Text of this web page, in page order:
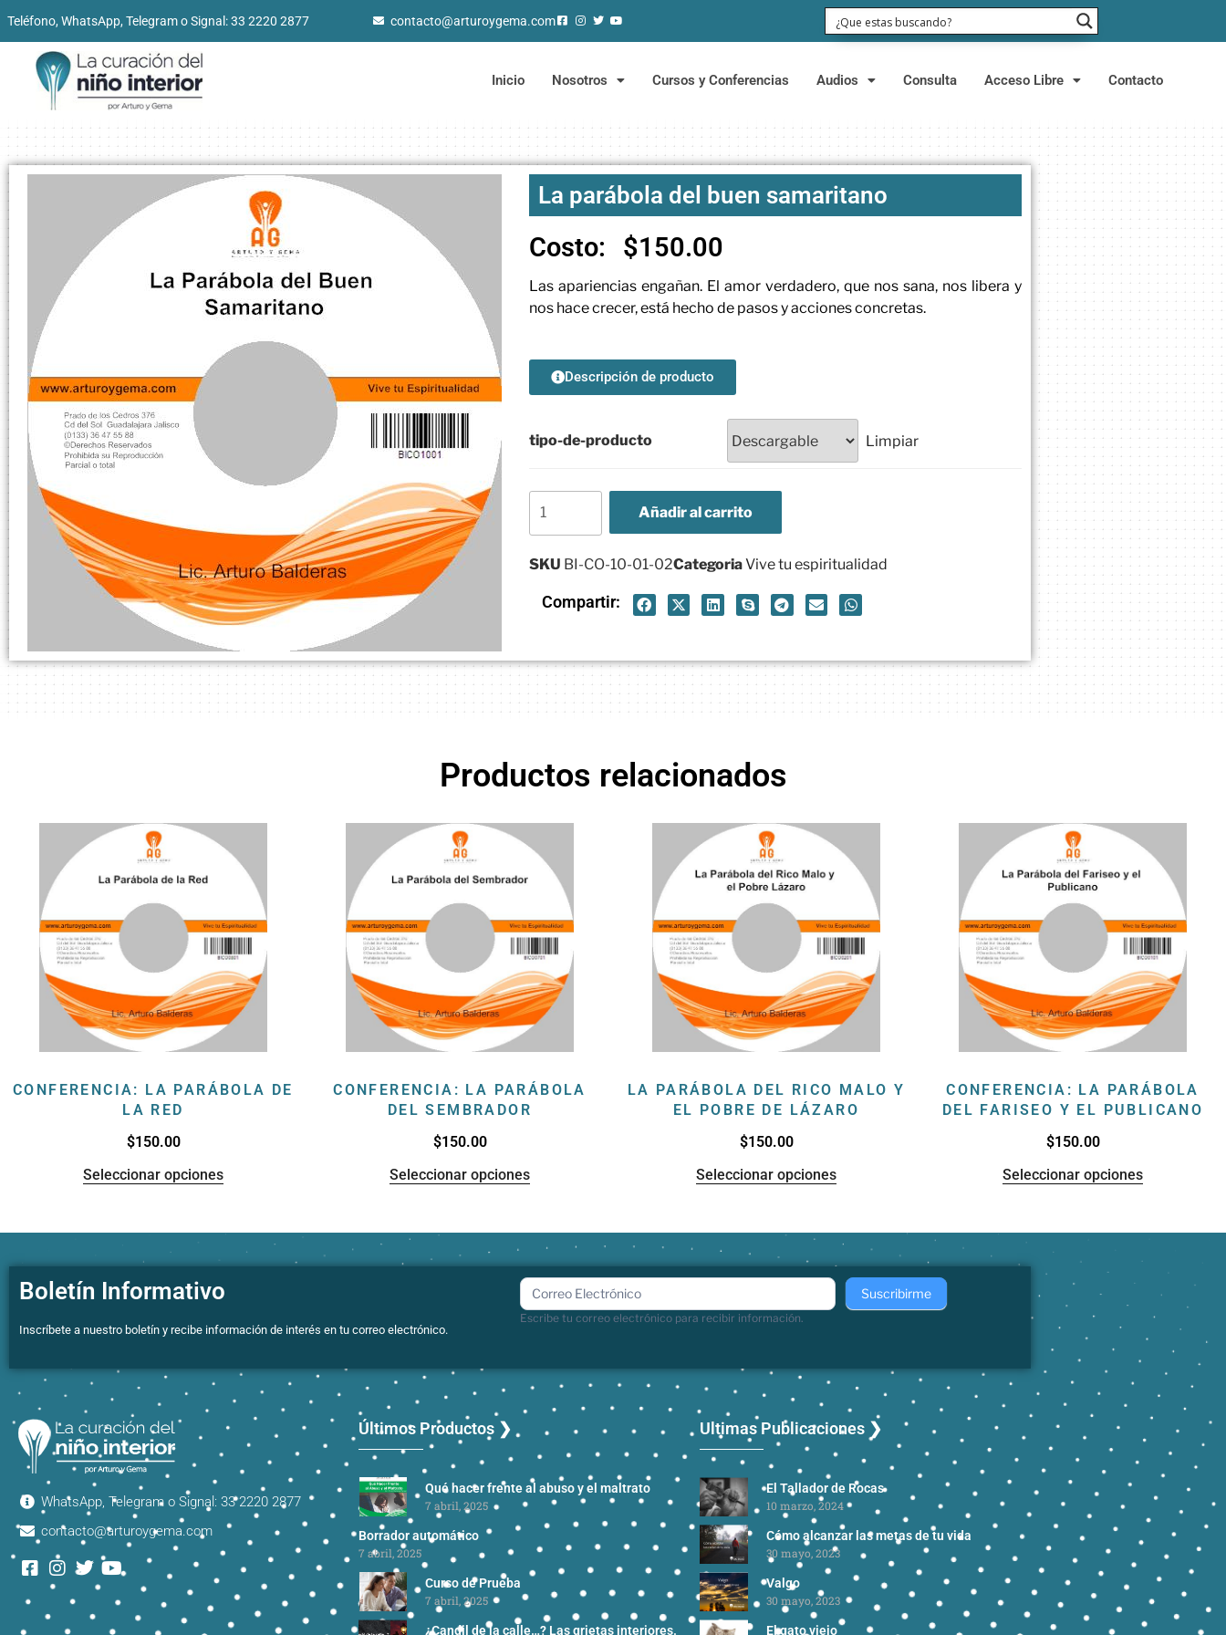
Teléfono, WhatsApp, Telegram o Signal: 33 2220 2877 contacto@arturoygema.com
Inicio Nosotros Cursos y Conferencias Audios Consulta Acceso Libre Contacto
La parábola del buen samaritano
Costo: $150.00
Las apariencias engañan. El amor verdadero, que nos sana, nos libera y
nos hace crecer, está hecho de pasos y acciones concretas.
Descripción de producto
tipo-de-producto Limpiar
Añadir al carrito
SKU BI-CO-10-01-02CategoriaVive tu espiritualidad
Compartir:
Productos relacionados
CONFERENCIA: LA PARÁBOLA DE
LA RED
$150.00
Seleccionar opciones
CONFERENCIA: LA PARÁBOLA
DEL SEMBRADOR
$150.00
Seleccionar opciones
LA PARÁBOLA DEL RICO MALO Y
EL POBRE DE LÁZARO
$150.00
Seleccionar opciones
CONFERENCIA: LA PARÁBOLA
DEL FARISEO Y EL PUBLICANO
$150.00
Seleccionar opciones
Boletín Informativo
Inscríbete a nuestro boletín y recibe información de interés en tu correo electrónico.
boletin
Escribe tu correo electrónico para recibir información.
Suscribirme
WhatsApp, Telegram o Signal: 33 2220 2877
contacto@arturoygema.com
Últimos Productos ❯
Qué hacer frente al abuso y el maltrato
7 abril, 2025
Borrador automático
7 abril, 2025
Curso de Prueba
7 abril, 2025
¿Candil de la calle…? Las grietas interiores.
Ultimas Publicaciones ❯
El Tallador de Rocas
10 marzo, 2024
Cómo alcanzar las metas de tu vida
30 mayo, 2023
Valgo
30 mayo, 2023
El gato viejo